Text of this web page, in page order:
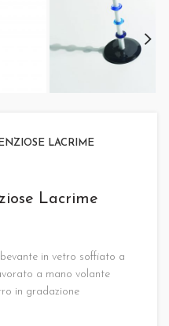
LACRIME
Lacrime
in vetro soffiato a
a mano volante
in gradazione